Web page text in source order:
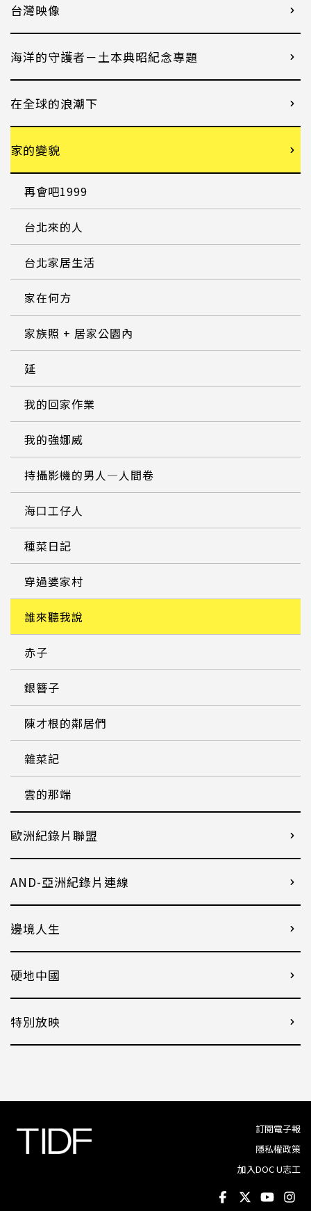
台灣映像
海洋的守護者－土本典昭紀念專題
在全球的浪潮下
家的變貌
再會吧1999
台北來的人
台北家居生活
家在何方
家族照 + 居家公園內
延
我的回家作業
我的強娜威
持攝影機的男人—人間卷
海口工仔人
種菜日記
穿過婆家村
誰來聽我說
赤子
銀簪子
陳才根的鄰居們
雜菜記
雲的那端
歐洲紀錄片聯盟
AND-亞洲紀錄片連線
邊境人生
硬地中國
特別放映
訂閱電子報
隱私權政策
加入DOC U志工